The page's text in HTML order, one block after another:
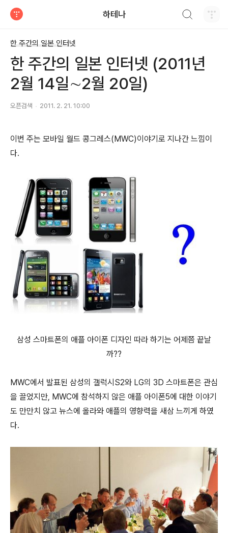
하테나
한 주간의 일본 인터넷
한 주간의 일본 인터넷 (2011년
2월 14일∼2월 20일)
오픈검색 2011. 2. 21. 10:00
이번 주는 모바일 월드 콩그레스(MWC)이야기로 지나간 느낌이
다.
삼성 스마트폰의 애플 아이폰 디자인 따라 하기는 어제쯤 끝날
까??
MWC에서 발표된 삼성의 갤럭시S2와 LG의 3D 스마트폰은 관심
을 끌었지만, MWC에 참석하지 않은 애플 아이폰5에 대한 이야기
도 만만치 않고 뉴스에 올라와 애플의 영향력을 새삼 느끼게 하였
다.